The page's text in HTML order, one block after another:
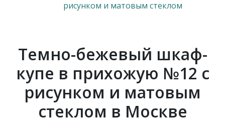
рисунком и матовым стеклом
Темно-бежевый шкаф-
купе в прихожую №12 с
рисунком и матовым
стеклом в Москве